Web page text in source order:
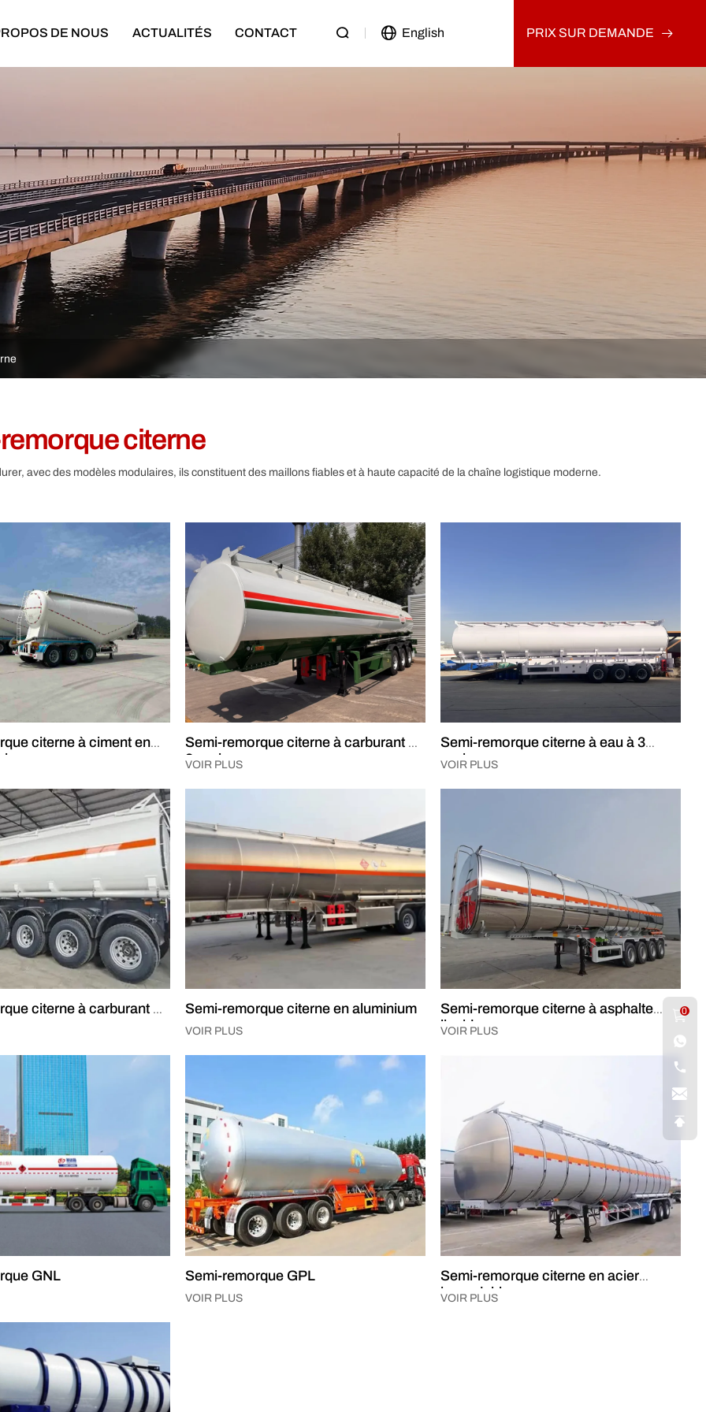
remorque surbaissée
remorque cargo
remorque benne
remorque citerne
remorque porte-voitures
Semi-remorque à rideaux
Bande-annonce complète
Semi-remorque squelette
Chargeuse sur pneus
Excavatrice
Rouleau compresseur
Classes de moteurs
Camion minier
Grue sur camion
Pompe à béton montée sur camion
Camion tracteur d'occasion
Camion-benne d'occasion
DE NOUS ACTUALITÉS CONTACT English PRIX SUR DEMANDE
citerne
avec des modèles modulaires, ils constituent des maillons fiables et à haute capacité de la chaîne logistique moderne.
citerne à ciment en Semi-remorque citerne à carburant à
3 essieux
VOIR PLUS
Semi-remorque citerne à eau à 3
essieux
VOIR PLUS
citerne à carburant à Semi-remorque citerne en aluminium
VOIR PLUS
Semi-remorque citerne à asphalte
liquide
VOIR PLUS
GNL Semi-remorque GPL
VOIR PLUS
Semi-remorque citerne en acier
inoxydable
VOIR PLUS
0